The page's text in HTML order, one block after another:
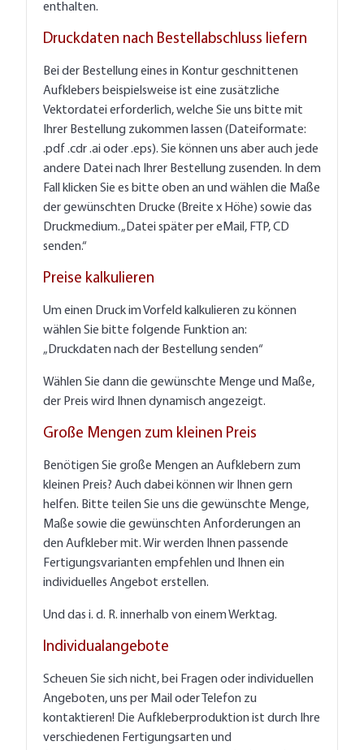
enthalten.
Druckdaten nach Bestellabschluss liefern
Bei der Bestellung eines in Kontur geschnittenen
Aufklebers beispielsweise ist eine zusätzliche
Vektordatei erforderlich, welche Sie uns bitte mit
Ihrer Bestellung zukommen lassen (Dateiformate:
.pdf .cdr .ai oder .eps). Sie können uns aber auch jede
andere Datei nach Ihrer Bestellung zusenden. In dem
Fall klicken Sie es bitte oben an und wählen die Maße
der gewünschten Drucke (Breite x Höhe) sowie das
Druckmedium. „Datei später per eMail, FTP, CD
senden.“
Preise kalkulieren
Um einen Druck im Vorfeld kalkulieren zu können
wählen Sie bitte folgende Funktion an:
„Druckdaten nach der Bestellung senden“
Wählen Sie dann die gewünschte Menge und Maße,
der Preis wird Ihnen dynamisch angezeigt.
Große Mengen zum kleinen Preis
Benötigen Sie große Mengen an Aufklebern zum
kleinen Preis? Auch dabei können wir Ihnen gern
helfen. Bitte teilen Sie uns die gewünschte Menge,
Maße sowie die gewünschten Anforderungen an
den Aufkleber mit. Wir werden Ihnen passende
Fertigungsvarianten empfehlen und Ihnen ein
individuelles Angebot erstellen.
Und das i. d. R. innerhalb von einem Werktag.
Individualangebote
Scheuen Sie sich nicht, bei Fragen oder individuellen
Angeboten, uns per Mail oder Telefon zu
kontaktieren! Die Aufkleberproduktion ist durch Ihre
verschiedenen Fertigungsarten und